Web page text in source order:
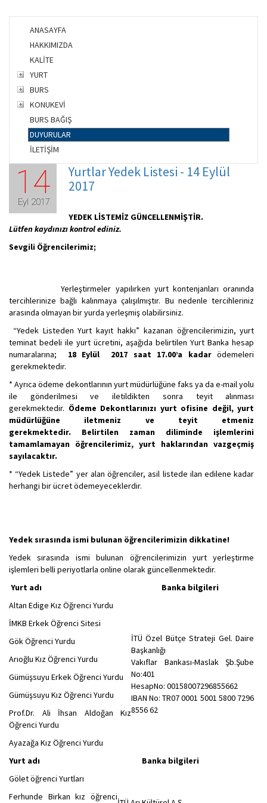
ANASAYFA
HAKKIMIZDA
KALİTE
YURT
BURS
KONUKEVİ
BURS BAĞIŞ
DUYURULAR
İLETİŞİM
14
Eyl 2017
Yurtlar Yedek Listesi - 14 Eylül
2017
YEDEK LİSTEMİZ GÜNCELLENMİŞTİR.
Lütfen kaydınızı kontrol ediniz.
Sevgili Öğrencilerimiz;
Yerleştirmeler yapılırken yurt kontenjanları oranında
tercihlerinize bağlı kalınmaya çalışılmıştır. Bu nedenle tercihleriniz
arasında olmayan bir yurda yerleşmiş olabilirsiniz.
“Yedek Listeden Yurt kayıt hakkı” kazanan öğrencilerimizin, yurt
teminat bedeli ile yurt ücretini, aşağıda belirtilen Yurt Banka hesap
numaralarına;
18 Eylül 2017 saat 17.00’a kadarödemeleri
gerekmektedir.
* Ayrıca ödeme dekontlarının yurt müdürlüğüne faks ya da e-mail yolu
ile gönderilmesi ve iletildikten sonra teyit alınması
gerekmektedir. Ödeme Dekontlarınızı yurt ofisine değil, yurt
müdürlüğüne iletmeniz ve teyit etmeniz
gerekmektedir. Belirtilen zaman diliminde işlemlerini
tamamlamayan öğrencilerimiz, yurt haklarından vazgeçmiş
sayılacaktır.
* “Yedek Listede” yer alan öğrenciler, asil listede ilan edilene kadar
herhangi bir ücret ödemeyeceklerdir.
Yedek sırasında ismi bulunan öğrencilerimizin dikkatine!
Yedek sırasında ismi bulunan öğrencilerimizin yurt yerleştirme
işlemleri belli periyotlarla online olarak güncellenmektedir.
Yurt adı
Banka bilgileri
Altan Edige Kız Öğrenci Yurdu
İTÜ Özel Bütçe Strateji Gel. Daire
Başkanlığı
Vakıflar Bankası-Maslak Şb.Şube
No:401
HesapNo: 00158007296855662
IBAN No: TR07 0001 5001 5800 7296
8556 62
İMKB Erkek Öğrenci Sitesi
Gök Öğrenci Yurdu
Arıoğlu Kız Öğrenci Yurdu
Gümüşsuyu Erkek Öğrenci Yurdu
Gümüşsuyu Kız Öğrenci Yurdu
Prof.Dr. Ali İhsan Aldoğan Kız
Öğrenci Yurdu
Ayazağa Kız Öğrenci Yurdu
Yurt adı
Banka bilgileri
Gölet öğrenci Yurtları
Ferhunde Birkan kız öğrenci